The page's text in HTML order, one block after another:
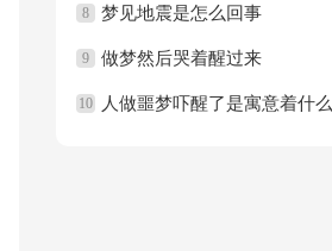
8 梦见地震是怎么回事
9 做梦然后哭着醒过来
10 人做噩梦吓醒了是寓意着什么